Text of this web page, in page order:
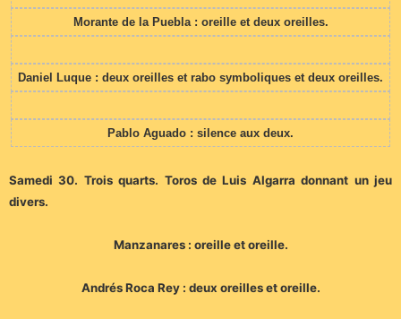
Morante de la Puebla : oreille et deux oreilles.
Daniel Luque : deux oreilles et rabo symboliques et deux oreilles.
Pablo Aguado : silence aux deux.
Samedi 30. Trois quarts. Toros de Luis Algarra donnant un jeu
divers.
Manzanares : oreille et oreille.
Andrés Roca Rey : deux oreilles et oreille.